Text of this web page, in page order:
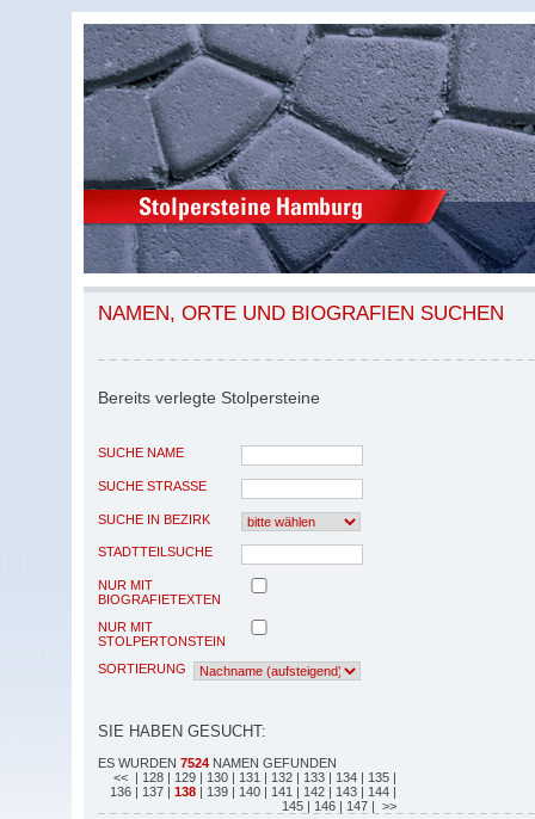
NAMEN, ORTE UND BIOGRAFIEN SUCHEN
Bereits verlegte Stolpersteine
SUCHE NAME
SUCHE STRASSE
SUCHE IN BEZIRK
STADTTEILSUCHE
NUR MIT
BIOGRAFIETEXTEN
NUR MIT
STOLPERTONSTEIN
SORTIERUNG
SIE HABEN GESUCHT:
ES WURDEN 7524 NAMEN GEFUNDEN
<< | 128 | 129 | 130 | 131 | 132 | 133 | 134 | 135 |
136 | 137 | 138 | 139 | 140 | 141 | 142 | 143 | 144 |
145 | 146 | 147 | >>